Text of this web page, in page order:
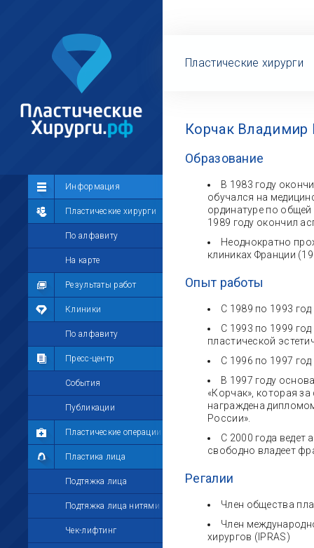
Информация
Пластические хирурги
По алфавиту
На карте
Результаты работ
Клиники
По алфавиту
Пресс-центр
События
Публикации
Пластические операции
Пластика лица
Подтяжка лица
Подтяжка лица нитями
Чек-лифтинг
Сообщество
Лента
Участники
Мой профиль
Мои сообщения
Мои фотографии
Мои комментарии
Мои друзья
Моё избранное
Мои настройки
Пластические хирурги
Корчак Владимир
Образование
В 1983 году
обучался на
ординатуре по
1989 году окончил
Неоднократно
клиниках Франции
Опыт работы
С 1989 по 1993
С 1993 по 1999 год
пластической
С 1996 по 1997
В 1997 году
«Корчак», которая
награждена
России».
С 2000 года ведет
свободно владеет
Регалии
Член общества
Член
хирургов (IPRAS)